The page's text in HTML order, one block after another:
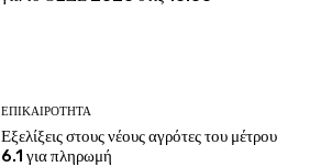
ΕΠΙΚΑΙΡΌΤΗΤΑ
Εξελίξεις στους νέους αγρότες του μέτρου
6.1 για πληρωμή